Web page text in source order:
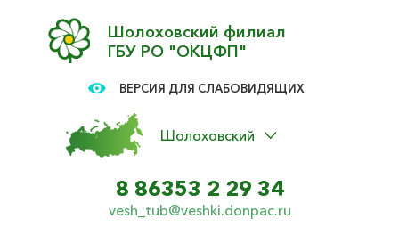
Шолоховский филиал
ГБУ РО "ОКЦФП"
ВЕРСИЯ ДЛЯ СЛАБОВИДЯЩИХ
Шолоховский
8 86353 2 29 34
vesh_tub@veshki.donpac.ru